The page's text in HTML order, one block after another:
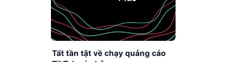
Tất tần tật về chạy quảng cáo